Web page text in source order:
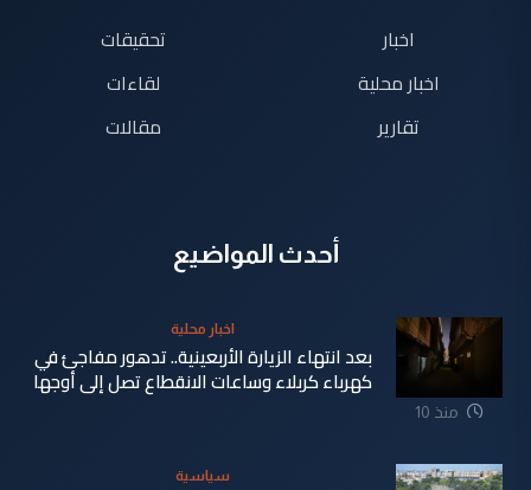
اخبار
اخبار محلية
تقارير
تحقيقات
لقاءات
مقالات
أحدث المواضيع
منذ 10
اخبار محلية
بعد انتهاء الزيارة الأربعينية.. تدهور مفاجئ في
كهرباء كربلاء وساعات الانقطاع تصل إلى أوجها
سياسية